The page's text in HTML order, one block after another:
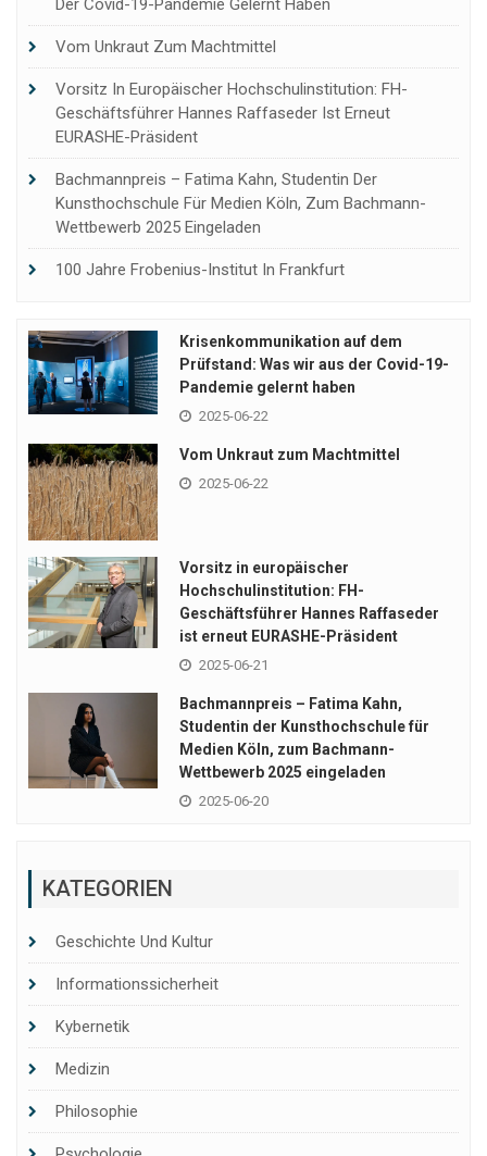
Der Covid-19-Pandemie Gelernt Haben
Vom Unkraut Zum Machtmittel
Vorsitz In Europäischer Hochschulinstitution: FH-
Geschäftsführer Hannes Raffaseder Ist Erneut
EURASHE-Präsident
Bachmannpreis – Fatima Kahn, Studentin Der
Kunsthochschule Für Medien Köln, Zum Bachmann-
Wettbewerb 2025 Eingeladen
100 Jahre Frobenius-Institut In Frankfurt
Krisenkommunikation auf dem
Prüfstand: Was wir aus der Covid-19-
Pandemie gelernt haben
2025-06-22
Vom Unkraut zum Machtmittel
2025-06-22
Vorsitz in europäischer
Hochschulinstitution: FH-
Geschäftsführer Hannes Raffaseder
ist erneut EURASHE-Präsident
2025-06-21
Bachmannpreis – Fatima Kahn,
Studentin der Kunsthochschule für
Medien Köln, zum Bachmann-
Wettbewerb 2025 eingeladen
2025-06-20
KATEGORIEN
Geschichte Und Kultur
Informationssicherheit
Kybernetik
Medizin
Philosophie